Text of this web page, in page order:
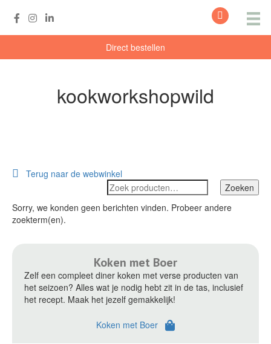
Direct bestellen
kookworkshopwild
Terug naar de webwinkel
Zoeken
naar:
Zoeken
Sorry, we konden geen berichten vinden. Probeer andere
zoekterm(en).
Koken met Boer
Zelf een compleet diner koken met verse producten van
het seizoen? Alles wat je nodig hebt zit in de tas, inclusief
het recept. Maak het jezelf gemakkelijk!
Koken met Boer